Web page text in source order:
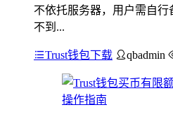
不依托服务器，用户需自
不到...
Trust钱包下载 qbadmin